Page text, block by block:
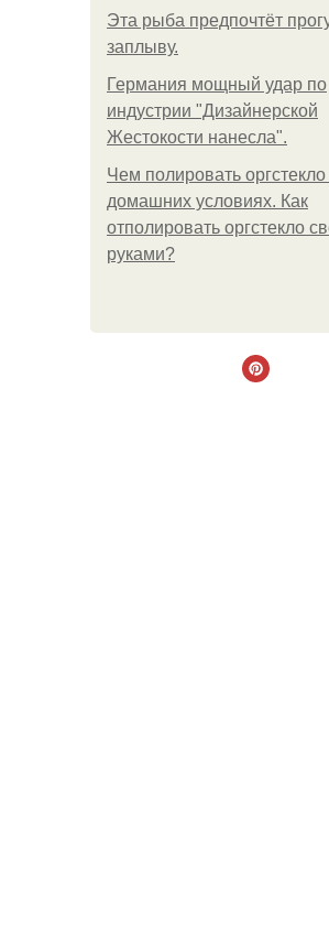
Эта рыба предпочтёт
заплыву.
Германия мощный удар по
индустрии "Дизайнерской
Жестокости нанесла".
Чем полировать оргстекло
домашних условиях. Как
отполировать оргстекло
руками?